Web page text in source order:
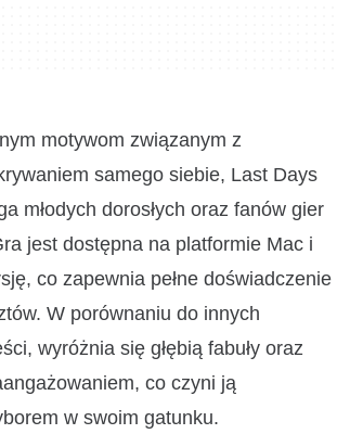
motywom związanym z
samego siebie, Last Days
młodych dorosłych oraz fanów gier
jest dostępna na platformie Mac i
co zapewnia pełne doświadczenie
W porównaniu do innych
wyróżnia się głębią fabuły oraz
co czyni ją
w swoim gatunku.